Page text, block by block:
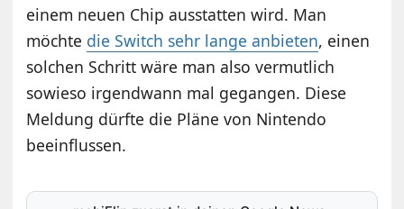
einem neuen Chip ausstatten wird. Man
möchte die Switch sehr lange anbieten, einen
solchen Schritt wäre man also vermutlich
sowieso irgendwann mal gegangen. Diese
Meldung dürfte die Pläne von Nintendo
beeinflussen.